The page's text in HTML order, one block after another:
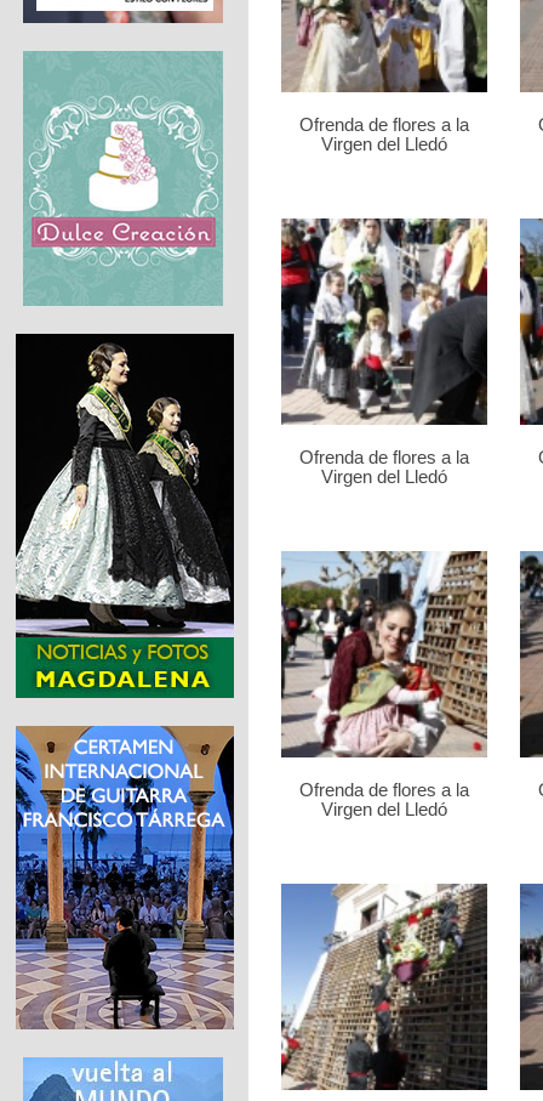
Ofrenda de flores a la
Virgen del Lledó
Ofrenda de flores a la
Virgen del Lledó
Ofrenda de flores a la
Virgen del Lledó